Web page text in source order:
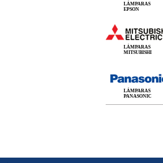
LÁMPARAS
EPSON
LÁMPARAS
MITSUBISHI
LÁMPARAS
PANASONIC